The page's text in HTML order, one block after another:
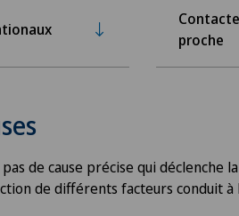
proche
de cause précise qui déclenche
de différents facteurs conduit